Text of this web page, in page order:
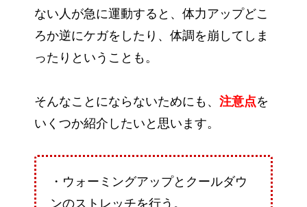
ない人が急に運動すると、体力アップどこ
ろか逆にケガをしたり、体調を崩してしま
ったりということも。
そんなことにならないためにも、 注意点を
いくつか紹介したいと思います。
・ウォーミングアップとクールダウ
ンのストレッチを行う。